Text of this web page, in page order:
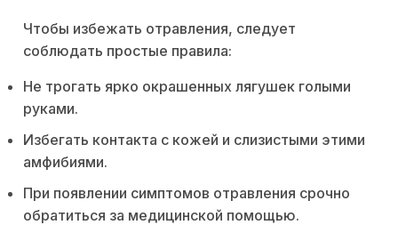
Чтобы избежать отравления, следует
соблюдать простые правила:
Не трогать ярко окрашенных лягушек голыми
руками.
Избегать контакта с кожей и слизистыми этими
амфибиями.
При появлении симптомов отравления срочно
обратиться за медицинской помощью.